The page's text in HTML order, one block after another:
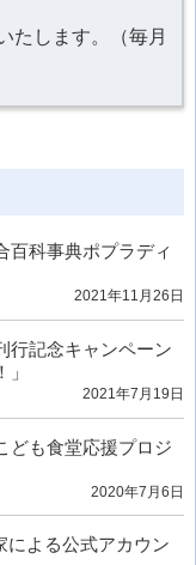
たします。（毎月
科事典ポプラディ
2021年11月26日
行記念キャンペーン
2021年7月19日
ども食堂応援プロジ
2020年7月6日
による公式アカウン